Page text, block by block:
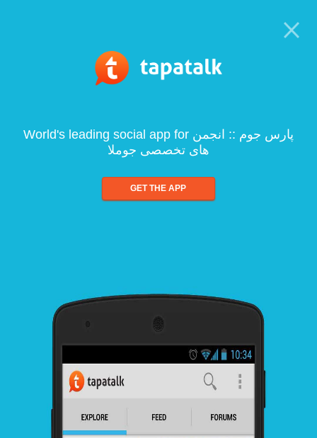
World's leading social app for پارس جوم :: انجمن
های تخصصی جوملا
GET THE APP